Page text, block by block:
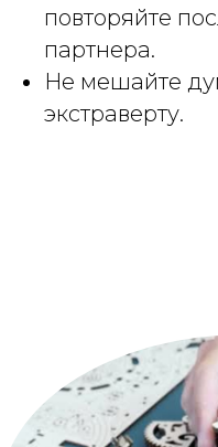
повторяйте
партнера.
Не мешайте
экстраверту.